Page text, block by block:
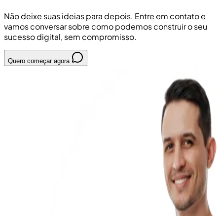
Não deixe suas ideias para depois. Entre em contato e
vamos conversar sobre como podemos construir o seu
sucesso digital, sem compromisso.
Quero começar agora